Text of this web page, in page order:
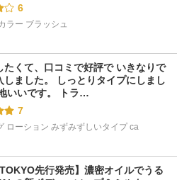
6
ラー ブラッシュ
たくて、口コミで好評で いきなりで
しました。 しっとりタイプにしまし
いいです。 トラ…
7
ローション みずみずしいタイプ ca
先行発売】濃密オイルでうる